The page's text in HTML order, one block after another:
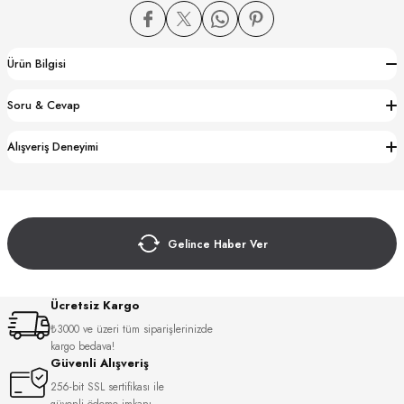
Ürün Bilgisi
Soru & Cevap
Alışveriş Deneyimi
Gelince Haber Ver
Ücretsiz Kargo
₺3000 ve üzeri tüm siparişlerinizde
kargo bedava!
Güvenli Alışveriş
256-bit SSL sertifikası ile